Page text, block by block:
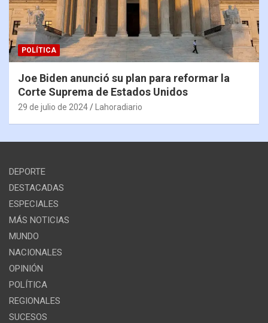
POLÍTICA
Joe Biden anunció su plan para reformar la
Corte Suprema de Estados Unidos
29 de julio de 2024 Lahoradiario
DEPORTE
DESTACADAS
ESPECIALES
MÁS NOTICIAS
MUNDO
NACIONALES
OPINIÓN
POLÍTICA
REGIONALES
SUCESOS